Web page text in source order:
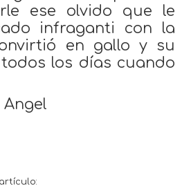
ese olvido que le
infraganti con la
en gallo y su
los días cuando
Angel